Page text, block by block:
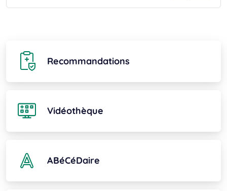
Recommandations
Vidéothèque
ABéCéDaire